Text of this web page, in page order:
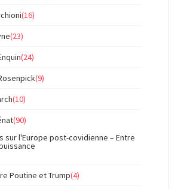
(16)
(23)
(24)
(9)
(10)
(90)
sur l'Europe post-covidienne – Entre
Poutine et Trump(4)